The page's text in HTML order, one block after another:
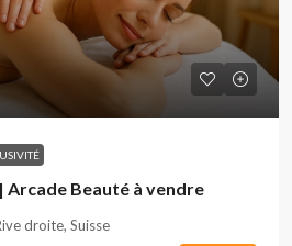
Arcade Beauté à vendre
droite, Suisse